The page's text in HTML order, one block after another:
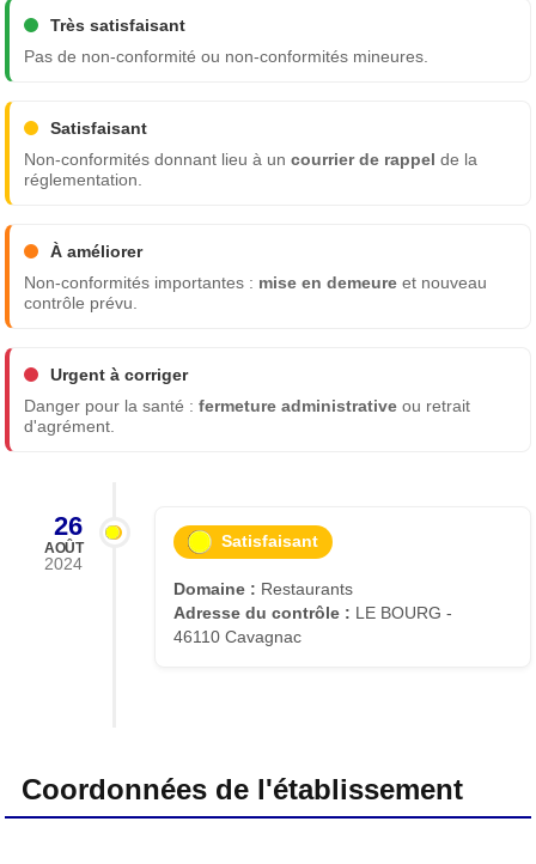
Très satisfaisant
Pas de non-conformité ou non-conformités mineures.
Satisfaisant
Non-conformités donnant lieu à uncourrier de rappel de la
réglementation.
À améliorer
Non-conformités importantes : mise en demeure et nouveau
contrôle prévu.
Urgent à corriger
Danger pour la santé :fermeture administrative ou retrait
d'agrément.
26
AOÛT
2024
Satisfaisant
Domaine : Restaurants
Adresse du contrôle : LE BOURG -
46110 Cavagnac
Coordonnées de l'établissement